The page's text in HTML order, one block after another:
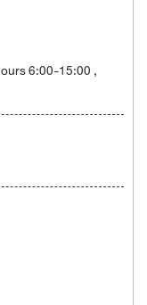
6:00-15:00 ,